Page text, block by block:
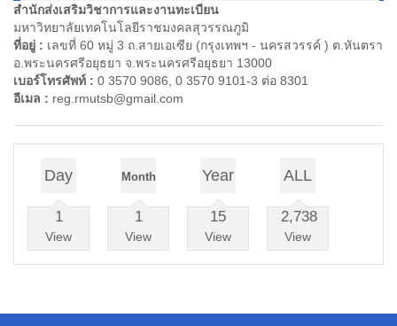
สำนักส่งเสริมวิชาการและงานทะเบียน
มหาวิทยาลัยเทคโนโลยีราชมงคลสุวรรณภูมิ
ที่อยู่ : เลขที่ 60 หมู่ 3 ถ.สายเอเซีย (กรุงเทพฯ - นครสวรรค์ ) ต.หันตรา
อ.พระนครศรีอยุธยา จ.พระนครศรีอยุธยา 13000
เบอร์โทรศัพท์ : 0 3570 9086, 0 3570 9101-3 ต่อ 8301
อีเมล : reg.rmutsb@gmail.com
Day
1
View
Month
1
View
Year
15
View
ALL
2,738
View